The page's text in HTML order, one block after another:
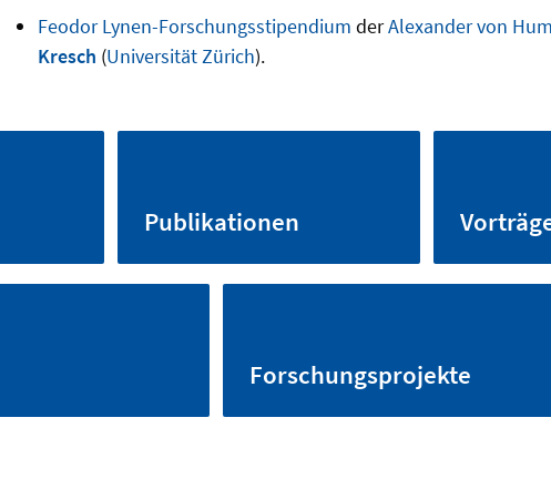
Feodor Lynen-Forschungsstipendium derAlexander von
Kresch (Universität Zürich).
Publikationen
Forschungsprojekte